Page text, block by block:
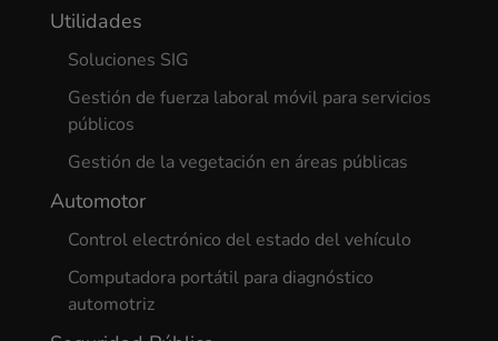
Utilidades
Soluciones SIG
Gestión de fuerza laboral móvil para servicios
públicos
Gestión de la vegetación en áreas públicas
Automotor
Control electrónico del estado del vehículo
Computadora portátil para diagnóstico
automotriz